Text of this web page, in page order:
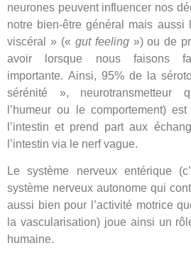
neurones peuvent influencer nos
notre bien-être général mais aussi
viscéral » (« gut feeling ») ou de
avoir lorsque nous faisons
importante. Ainsi, 95% de la
sérénité », neurotransmetteur
l’humeur ou le comportement)
l’intestin et prend part aux
l’intestin via le nerf vague.
Le système nerveux entérique
système nerveux autonome qui
aussi bien pour l’activité motrice
la vascularisation) joue ainsi un
humaine.